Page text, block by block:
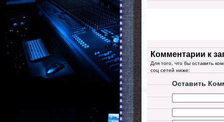
Комментарии к
Для того, что бы оставить
соц сетей ниже:
Оставить